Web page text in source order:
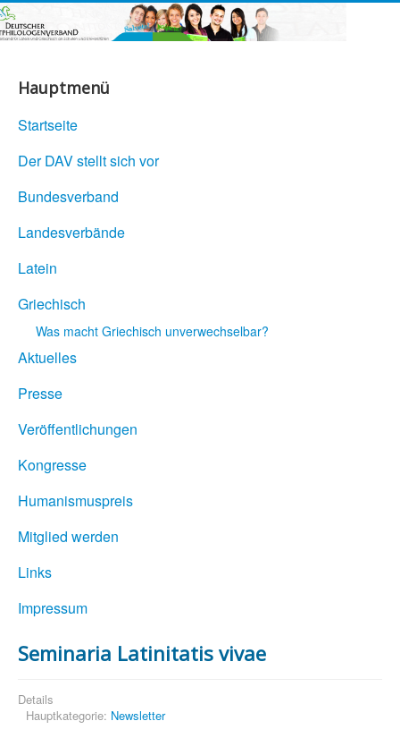
Hauptmenü
Startseite
Der DAV stellt sich vor
Bundesverband
Landesverbände
Latein
Griechisch
Was macht Griechisch unverwechselbar?
Aktuelles
Presse
Veröffentlichungen
Kongresse
Humanismuspreis
Mitglied werden
Links
Impressum
Seminaria Latinitatis vivae
Details
Hauptkategorie: Newsletter